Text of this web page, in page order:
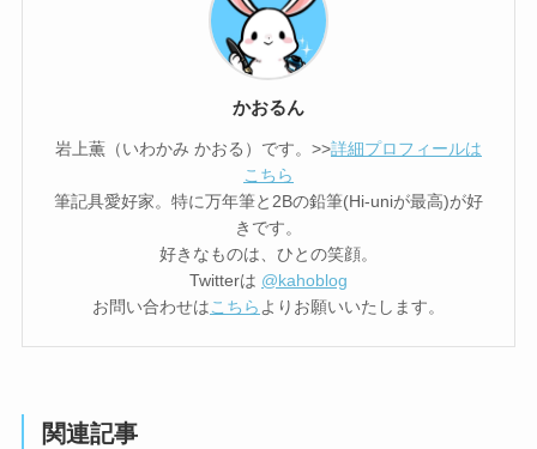
かおるん
岩上薫（いわかみ かおる）です。>>詳細プロフィールは
こちら
筆記具愛好家。特に万年筆と2Bの鉛筆(Hi-uniが最高)が好
きです。
好きなものは、ひとの笑顔。
Twitterは @kahoblog
お問い合わせはこちら よりお願いいたします。
関連記事